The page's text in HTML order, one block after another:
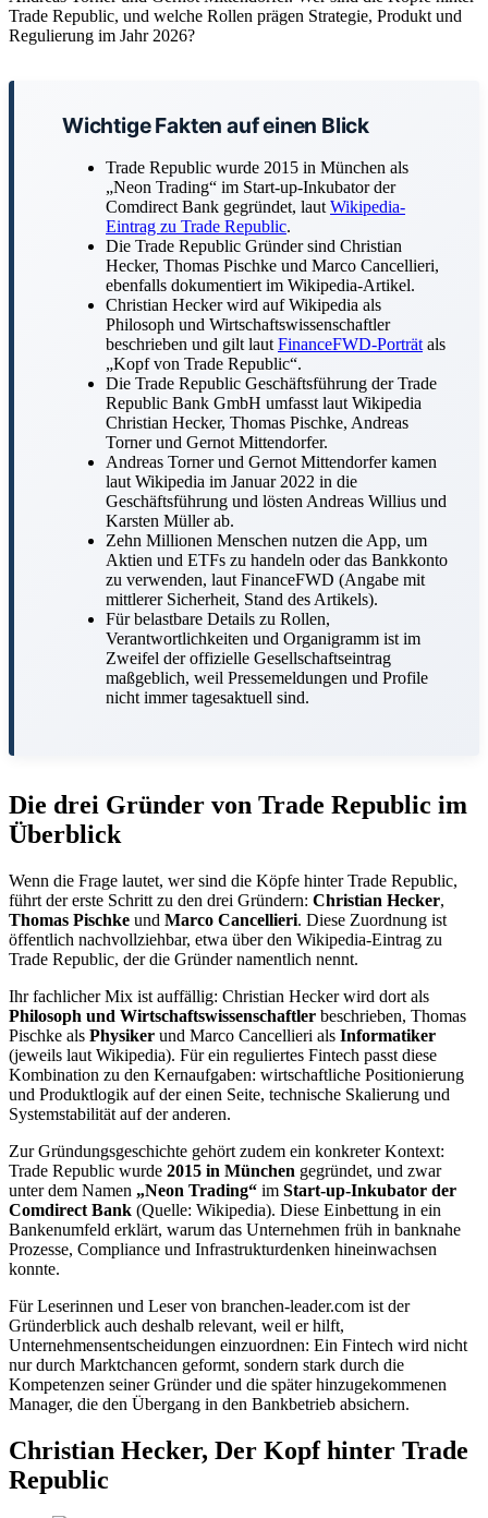
Trade Republic, und welche Rollen prägen Strategie, Produkt und
Regulierung im Jahr 2026?
Wichtige Fakten auf einen Blick
Trade Republic wurde 2015 in München als
„Neon Trading“ im Start-up-Inkubator der
Comdirect Bank gegründet, laut Wikipedia-
Eintrag zu Trade Republic.
Die Trade Republic Gründer sind Christian
Hecker, Thomas Pischke und Marco Cancellieri,
ebenfalls dokumentiert im Wikipedia-Artikel.
Christian Hecker wird auf Wikipedia als
Philosoph und Wirtschaftswissenschaftler
beschrieben und gilt laut FinanceFWD-Porträt als
„Kopf von Trade Republic“.
Die Trade Republic Geschäftsführung der Trade
Republic Bank GmbH umfasst laut Wikipedia
Christian Hecker, Thomas Pischke, Andreas
Torner und Gernot Mittendorfer.
Andreas Torner und Gernot Mittendorfer kamen
laut Wikipedia im Januar 2022 in die
Geschäftsführung und lösten Andreas Willius und
Karsten Müller ab.
Zehn Millionen Menschen nutzen die App, um
Aktien und ETFs zu handeln oder das Bankkonto
zu verwenden, laut FinanceFWD (Angabe mit
mittlerer Sicherheit, Stand des Artikels).
Für belastbare Details zu Rollen,
Verantwortlichkeiten und Organigramm ist im
Zweifel der offizielle Gesellschaftseintrag
maßgeblich, weil Pressemeldungen und Profile
nicht immer tagesaktuell sind.
Die drei Gründer von Trade Republic im
Überblick
Wenn die Frage lautet, wer sind die Köpfe hinter Trade Republic,
führt der erste Schritt zu den drei Gründern: Christian Hecker,
Thomas Pischke und Marco Cancellieri. Diese Zuordnung ist
öffentlich nachvollziehbar, etwa über den Wikipedia-Eintrag zu
Trade Republic, der die Gründer namentlich nennt.
Ihr fachlicher Mix ist auffällig: Christian Hecker wird dort als
Philosoph und Wirtschaftswissenschaftler beschrieben, Thomas
Pischke als Physiker und Marco Cancellieri als Informatiker
(jeweils laut Wikipedia). Für ein reguliertes Fintech passt diese
Kombination zu den Kernaufgaben: wirtschaftliche Positionierung
und Produktlogik auf der einen Seite, technische Skalierung und
Systemstabilität auf der anderen.
Zur Gründungsgeschichte gehört zudem ein konkreter Kontext:
Trade Republic wurde 2015 in München gegründet, und zwar
unter dem Namen „Neon Trading“ im Start-up-Inkubator der
Comdirect Bank (Quelle: Wikipedia). Diese Einbettung in ein
Bankenumfeld erklärt, warum das Unternehmen früh in banknahe
Prozesse, Compliance und Infrastrukturdenken hineinwachsen
konnte.
Für Leserinnen und Leser von branchen-leader.com ist der
Gründerblick auch deshalb relevant, weil er hilft,
Unternehmensentscheidungen einzuordnen: Ein Fintech wird nicht
nur durch Marktchancen geformt, sondern stark durch die
Kompetenzen seiner Gründer und die später hinzugekommenen
Manager, die den Übergang in den Bankbetrieb absichern.
Christian Hecker, Der Kopf hinter Trade
Republic